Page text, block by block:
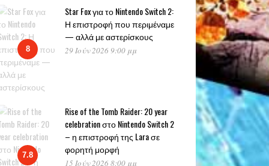
8
Star Fox για το Nintendo Switch 2:
Η επιστροφή που περιμέναμε
— αλλά με αστερίσκους
29 Ιούν 2026 9:00 μμ
7.8
Rise of the Tomb Raider: 20 year
celebration στο Nintendo Switch 2
– η επιστροφή της Lara σε
φορητή μορφή
15 Ιούν 2026 8:00 μμ